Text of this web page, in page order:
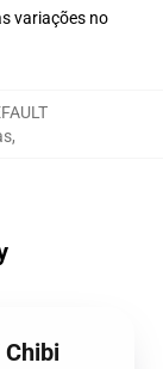
variações no
,